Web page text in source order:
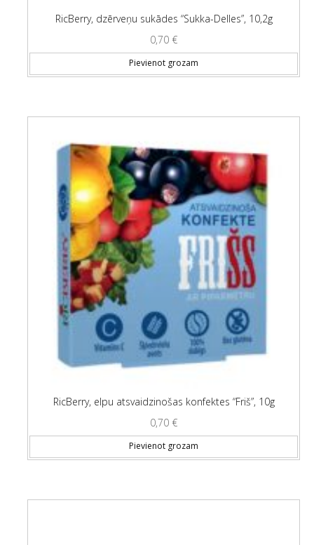
RicBerry, dzērveņu sukādes “Sukka-Delles”, 10,2g
0,70 €
Pievienot grozam
RicBerry, elpu atsvaidzinošas konfektes “Friš”, 10g
0,70 €
Pievienot grozam